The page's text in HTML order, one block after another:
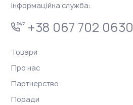
Інформаційна служба:
+38 067 702 0630
Товари
Про нас
Партнерство
Поради